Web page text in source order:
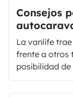
Consejos
La vanlife
frente a otros
posibilidad
modificando
quieres,